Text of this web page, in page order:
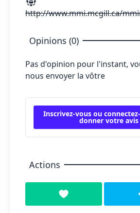
http://www.mmi.mcgill.ca/
Opinions (0)
Pas d'opinion pour l'instant,
nous envoyer la vôtre
Inscrivez-vous ou
donner votre avis
Actions